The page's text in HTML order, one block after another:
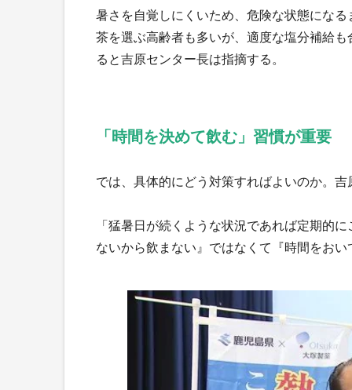
暑さを自覚しにくいため、危険な状態にな
茶を選ぶ高齢者も多いが、適度な塩分補給
ると吉原センター長は指摘する。
「時間を決めて飲む」習慣が重要
では、具体的にどう対策すればよいのか。
「猛暑日が続くような状況であれば定期的
ないから飲まない』ではなくて『時間をお